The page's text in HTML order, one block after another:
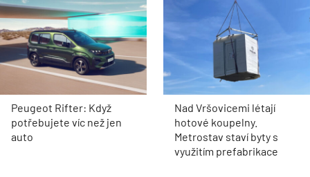
Peugeot Rifter: Když
potřebujete víc než jen
auto
Nad Vršovicemi létají
hotové koupelny.
Metrostav staví byty s
využitím prefabrikace